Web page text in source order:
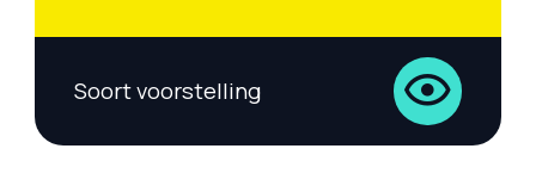
Soort voorstelling